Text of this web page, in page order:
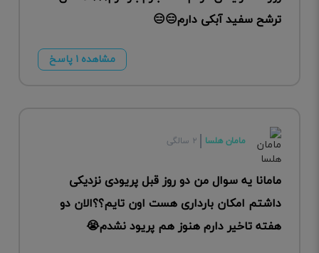
ترشح سفید آبکی دارم😑😑
مشاهده ۱ پاسخ
مامان هلسا ۲ سالگی
مامانا یه سوال من دو روز قبل پریودی نزدیکی
داشتم امکان بارداری هست اون تایم؟؟الان دو
هفته تاخیر دارم هنوز هم پریود نشدم😭